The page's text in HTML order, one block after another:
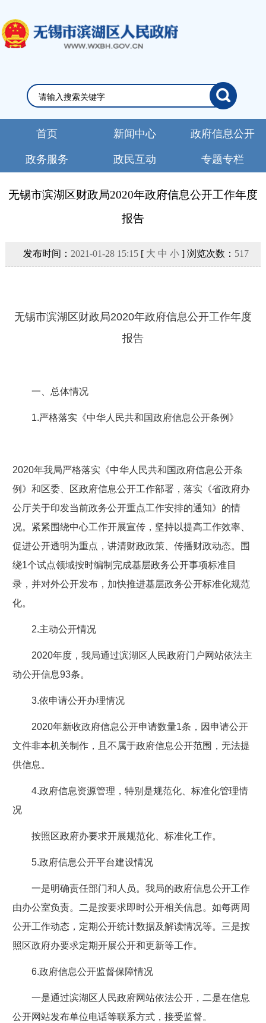
首页 新闻中心 政府信息公开
政务服务 政民互动 专题专栏
无锡市滨湖区财政局2020年政府信息公开工作年度
报告
发布时间： 2021-01-28 15:15[ 大 中 小] 浏览次数： 517
无锡市滨湖区财政局2020年政府信息公开工作年度
报告
一、总体情况
1.严格落实《中华人民共和国政府信息公开条例》
2020年我局严格落实《中华人民共和国政府信息公开条
例》和区委、区政府信息公开工作部署，落实《省政府办
公厅关于印发当前政务公开重点工作安排的通知》的情
况。 紧紧围绕中心工作开展宣传，坚持以提高工作效率、
促进公开透明为重点，讲清财政政策、传播财政动态。
围
绕1个试点领域按时编制完成基层政务公开事项标准目
录，并对外公开发布，加快推进基层政务公开标准化规范
化。
2.主动公开情况
2020年度，我局通过滨湖区人民政府门户网站依法主
动公开信息93条。
3.依申请公开办理情况
2020年新收政府信息公开申请数量1条，因申请公开
文件非本机关制作，且不属于政府信息公开范围，无法提
供信息。
4.政府信息资源管理，特别是规范化、标准化管理情
况
按照区政府办要求开展规范化、标准化工作。
5.政府信息公开平台建设情况
一是明确责任部门和人员。我局的政府信息公开工作
由办公室负责。二是按要求即时公开相关信息。如每两周
公开工作动态，定期公开统计数据及解读情况等。三是按
照区政府办要求定期开展公开和更新等工作。
6.政府信息公开监督保障情况
一是通过滨湖区人民政府网站依法公开，二是在信息
公开网站发布单位电话等联系方式，接受监督。